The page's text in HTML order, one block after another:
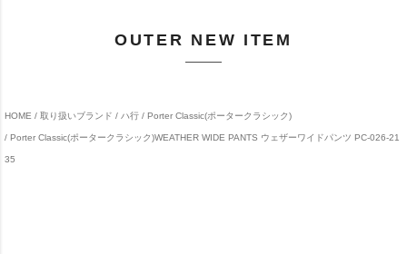
OUTER NEW ITEM
HOME 取り扱いブランド ハ行 Porter Classic(ポータークラシック)
Porter Classic(ポータークラシック)WEATHER WIDE PANTS ウェザーワイドパンツ PC-026-21
35